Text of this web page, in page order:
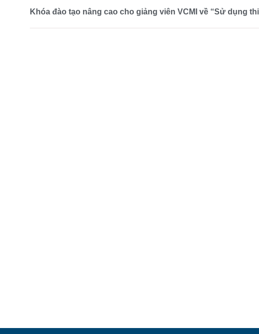
Khóa đào tạo nâng cao cho giảng viên VCMI về “Sử dụng